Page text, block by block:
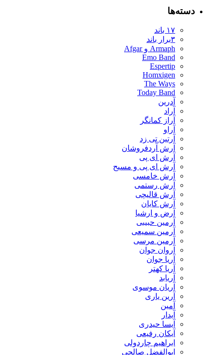
دسته‌ها
۱۷ باند
۳برار باند
Armaph و Afgar
Emo Band
Espertip
Homxigen
The Ways
Today Band
آدرین
آراد
آراز کمانگر
آراو
آرتین تی زد
آرش آردفروشان
آرش ای پی
آرش ای پی و مسیح
آرش خامسی
آرش رستمی
آرش قالیچی
آرش کایان
​آرض و ارشیا
آرمین حبیبی
آرمین سمیعی
آرمین مرسی
آروان جوان
آریا جوان
آریا کهتر
آریابد
آریان موسوی
آرین یاری
آمین
آیدار
آیسا حیدری
آیکان رفیعی
ابراهیم چاردولی
ابوالفضل صالحی